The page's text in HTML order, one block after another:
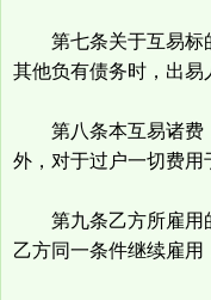
第七条关于互易标
其他负有债务时，出易
第八条本互易诸费
外，对于过户一切费用
第九条乙方所雇用
乙方同一条件继续雇用